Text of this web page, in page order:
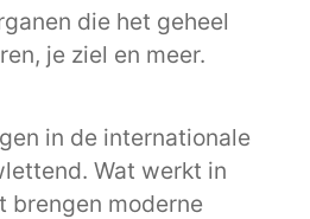
die het geheel
je ziel en meer.
in de internationale
Wat werkt in
brengen moderne